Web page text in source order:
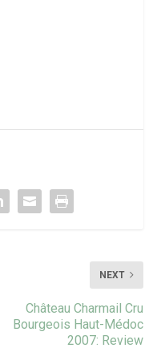
NEXT
Château Charmail Cru
Bourgeois Haut-Médoc
2007: Review